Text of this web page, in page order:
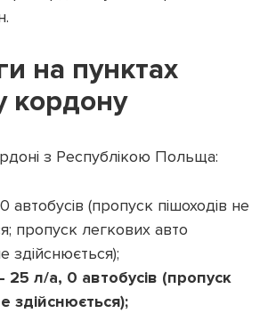
dyvys.info
на пунктах
кордону
з Республікою Польща:
автобусів (пропуск пішоходів не
пропуск легкових авто
здійснюється);
25 л/а, 0 автобусів (пропуск
здійснюється);